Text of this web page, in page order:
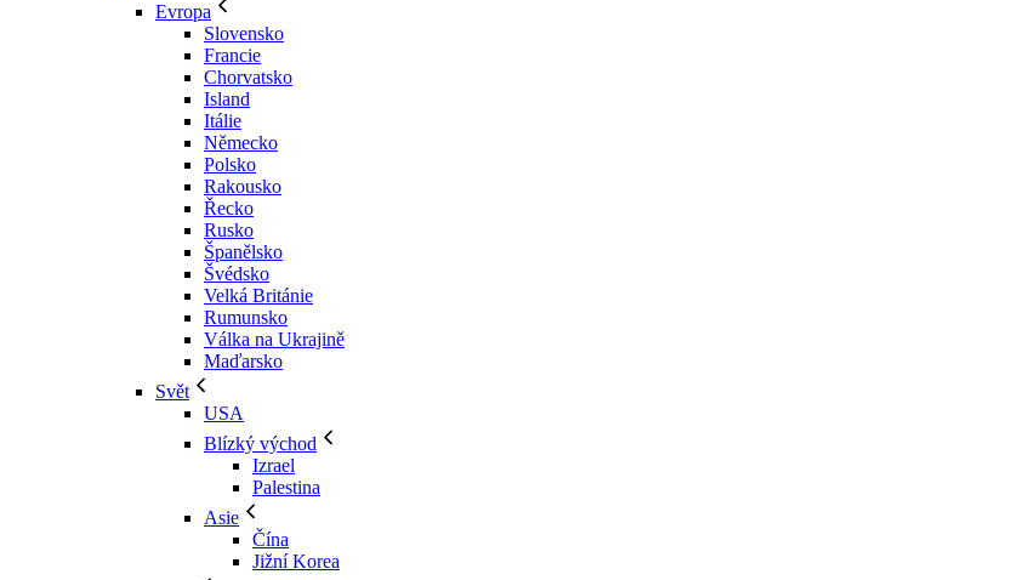
Evropa
Slovensko
Francie
Chorvatsko
Island
Itálie
Německo
Polsko
Rakousko
Řecko
Rusko
Španělsko
Švédsko
Velká Británie
Rumunsko
Válka na Ukrajině
Maďarsko
Svět
USA
Blízký východ
Izrael
Palestina
Asie
Čína
Jižní Korea